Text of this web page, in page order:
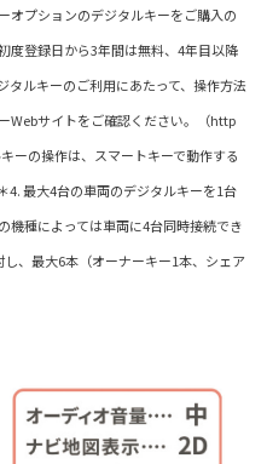
オプションのデジタルキーをご購入の
度登録日から3年間は無料、4年目以降
ルキーのご利用にあたって、操作方法
Webサイトをご確認ください。（http
の操作は、スマートキーで動作する
最大4台の車両のデジタルキーを1台
機種によっては車両に4台同時接続でき
、最大6本（オーナーキー1本、シェア